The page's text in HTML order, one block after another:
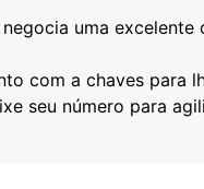
uma excelente
com a chaves para